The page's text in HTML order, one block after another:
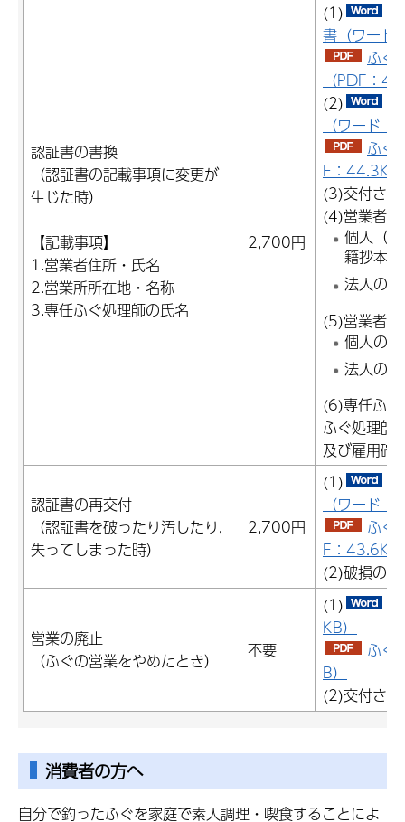
認証書の書換
（認証書の記載事項に変更が
生じた時）
【記載事項】
1.営業者住所・氏名
2.営業所所在地・名称
3.専任ふぐ処理師の氏名
2,700円
(1)
書（ワード
ふぐ
（PDF：
(2)
（ワード
ふぐ
F：44.3KB
(3)交付さ
(4)営業者
個人（
籍抄本
法人の
(5)営業者
個人の
法人の
(6)専任ふ
ふぐ処理師
及び雇用確
認証書の再交付
（認証書を破ったり汚したり,
失ってしまった時）
2,700円
(1)
（ワード
ふぐ
F：43.6KB
(2)破損の
営業の廃止
（ふぐの営業をやめたとき）
不要
(1)
KB）
ふぐ
B）
(2)交付さ
消費者の方へ
自分で釣ったふぐを家庭で素人調理・喫食することによ